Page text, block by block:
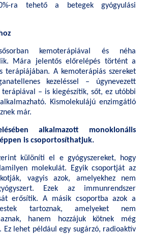
ra tehető a betegek gyógyulási
kemoterápiával és néha
Mára jelentős előrelépés történt a
terápiájában. A kemoterápiás szereket
kezeléssel – úgynevezett
– is kiegészítik, sőt, ez utóbbi
Kismolekulájú enzimgátló
már.
alkalmazott monoklonális
is csoportosíthatjuk.
különíti el e gyógyszereket, hogy
molekulát. Egyik csoportját az
vagyis azok, amelyekhez nem
Ezek az immunrendszer
erősítik. A másik csoportba azok a
tartoznak, amelyeket nem
hanem hozzájuk kötnek még
lehet például egy sugárzó, radioaktív